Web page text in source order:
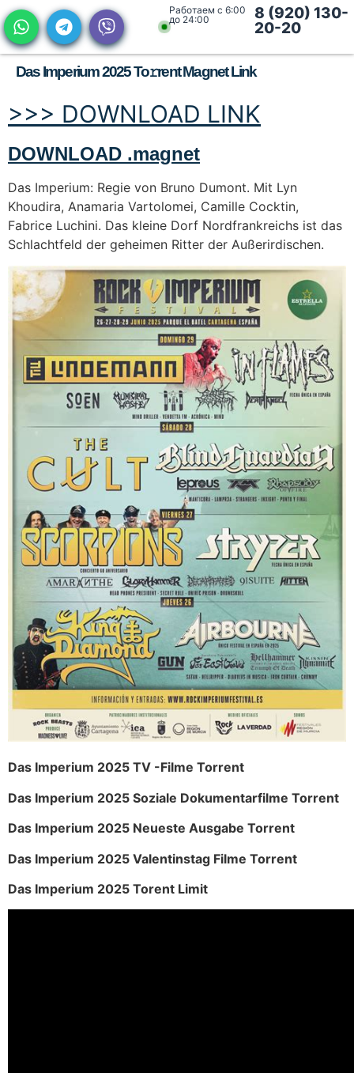
Работаем с 6:00
до 24:00
8 (920) 130-
20-20
Das Imperium 2025 To𝚛rent Magnet Link
>>> DOWNLOAD LINK
DOWNLOAD .magnet
Das Imperium: Regie von Bruno Dumont. Mit Lyn
Khoudira, Anamaria Vartolomei, Camille Cocktin,
Fabrice Luchini. Das kleine Dorf Nordfrankreichs ist das
Schlachtfeld der geheimen Ritter der Außerirdischen.
Das Imperium 2025 TV -Filme Torrent
Das Imperium 2025 Soziale Dokumentarfilme Torrent
Das Imperium 2025 Neueste Ausgabe Torrent
Das Imperium 2025 Valentinstag Filme Torrent
Das Imperium 2025 Torent Limit